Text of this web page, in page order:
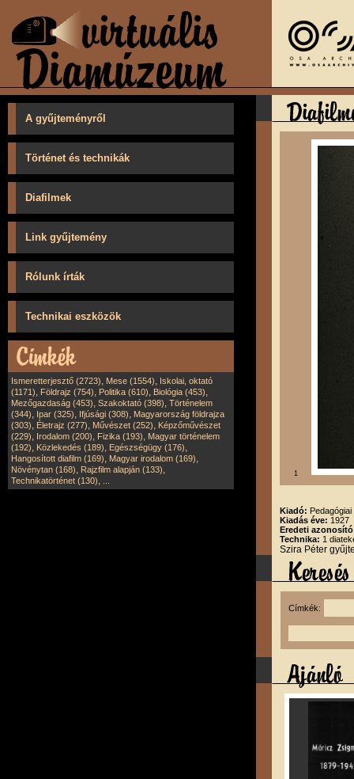
A gyűjteményről
Történet és technikák
Diafilmek
Link gyűjtemény
Rólunk írták
Technikai eszközök
Ismeretterjesztő (2723), Mese (1554), Iskolai, oktató
(1171), Földrajz (754), Politika (610), Biológia (453),
Mezőgazdaság (453), Szakoktató (398), Történelem
(344), Ipar (325), Ifjúsági (308), Magyarország földrajza
(303), Életrajz (277), Művészet (252), Képzőművészet
(229), Irodalom (200), Fizika (193), Magyar történelem
(192), Közlekedés (189), Egészségügy (176),
Hangosított diafilm (169), Magyar irodalom (169),
Növénytan (168), Rajzfilm alapján (133),
Technikatörténet (130),
1
Kiadó:
Kiadás éve: 1927
Eredeti
Technika: 1
Szira Péter
Címkék: